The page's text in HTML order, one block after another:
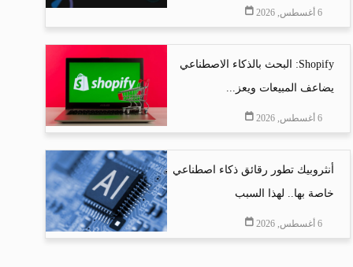
6 أغسطس, 2026
Shopify: البحث بالذكاء الاصطناعي
يضاعف المبيعات ويعز...
6 أغسطس, 2026
أنثروبيك تطور رقائق ذكاء اصطناعي
خاصة بها.. لهذا السبب
6 أغسطس, 2026